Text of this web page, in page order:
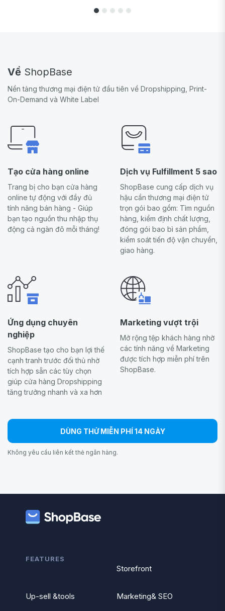
Về ShopBase
Nền tảng thương mại điện tử đầu tiên về Dropshipping, Print-
On-Demand và White Label
Tạo cửa hàng online
Trang bị cho bạn cửa hàng
online tự động với đầy đủ
tính năng bán hàng - Giúp
bạn tạo nguồn thu nhập thụ
động cả ngàn đô mỗi tháng!
Dịch vụ Fulfillment 5 sao
ShopBase cung cấp dịch vụ
hậu cần thương mại điện tử
trọn gói bao gồm: Tìm nguồn
hàng, kiểm định chất lượng,
đóng gói bao bì sản phẩm,
kiểm soát tiến độ vận chuyển,
giao hàng.
Ứng dụng chuyên
nghiệp
ShopBase tạo cho bạn lợi thế
cạnh tranh trước đối thủ nhờ
tích hợp sẵn các tùy chọn
giúp cửa hàng Dropshipping
tăng trưởng nhanh và xa hơn
Marketing vượt trội
Mở rộng tệp khách hàng nhờ
các tính năng về Marketing
được tích hợp miễn phí trên
ShopBase.
DÙNG THỬ MIỄN PHÍ 14 NGÀY
Không yêu cầu liên kết thẻ ngân hàng.
FEATURES
Storefront
Up-sell &tools Marketing& SEO